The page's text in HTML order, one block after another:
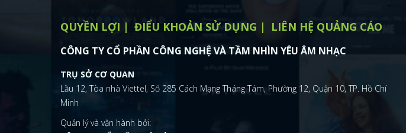
QUYỀN LỢI ĐIỂU KHOẢN SỬ DỤNG LIÊN HỆ QUẢNG CÁO
CÔNG TY CỔ PHẦN CÔNG NGHỆ VÀ TẦM NHÌN YÊU ÂM NHẠC
TRỤ SỞ CƠ QUAN
Lầu 12, Tòa nhà Viettel, Số 285 Cách Mạng Tháng Tám, Phường 12, Quận 10, TP. Hồ Chí
Minh
Quản lý và vận hành bởi: